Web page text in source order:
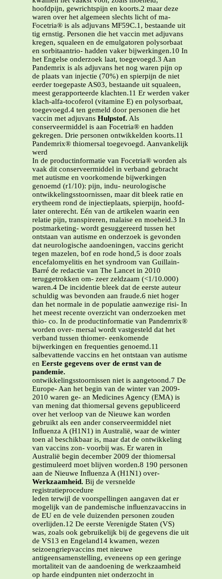
hoofdpijn, gewrichtspijn en koorts.2 maar deze
waren over het algemeen slechts licht of ma-
Focetria® is als adjuvans MF59C.1, bestaande uit
tig ernstig. Personen die het vaccin met adjuvans
kregen, squaleen en de emulgatoren polysorbaat
en sorbitaantrio- hadden vaker bijwerkingen.10 In
het Engelse onderzoek laat, toegevoegd.3 Aan
Pandemrix is als adjuvans het nog waren pijn op
de plaats van injectie (70%) en spierpijn de niet
eerder toegepaste AS03, bestaande uit squaleen,
meest gerapporteerde klachten.11 Er werden vaker
klach-alfa-tocoferol (vitamine E) en polysorbaat,
toegevoegd.4 ten gemeld door personen die het
vaccin met adjuvans Hulpstof. Als
conserveermiddel is aan Focetria® en hadden
gekregen. Drie personen ontwikkelden koorts.11
Pandemrix® thiomersal toegevoegd. Aanvankelijk
werd
In de productinformatie van Focetria® worden als
vaak dit conserveermiddel in verband gebracht
met autisme en voorkomende bijwerkingen
genoemd (r1/10): pijn, indu- neurologische
ontwikkelingsstoornissen, maar dit bleek ratie en
erytheem rond de injectieplaats, spierpijn, hoofd-
later onterecht. Eén van de artikelen waarin een
relatie pijn, transpireren, malaise en moeheid.3 In
postmarketing- wordt gesuggereerd tussen het
ontstaan van autisme en onderzoek is gevonden
dat neurologische aandoeningen, vaccins gericht
tegen mazelen, bof en rode hond,5 is door zoals
encefalomyelitis en het syndroom van Guillain-
Barré de redactie van The Lancet in 2010
teruggetrokken om- zeer zeldzaam (<1/10.000)
waren.4 De incidentie bleek dat de eerste auteur
schuldig was bevonden aan fraude.6 niet hoger
dan het normale in de populatie aanwezige risi- In
het meest recente overzicht van onderzoeken met
thio- co. In de productinformatie van Pandemrix®
worden over- mersal wordt vastgesteld dat het
verband tussen thiomer- eenkomende
bijwerkingen en frequenties genoemd.11
salbevattende vaccins en het ontstaan van autisme
en Eerste gegevens over de ernst van de
pandemie.
ontwikkelingsstoornissen niet is aangetoond.7 De
Europe- Aan het begin van de winter van 2009-
2010 waren ge- an Medicines Agency (EMA) is
van mening dat thiomersal gevens gepubliceerd
over het verloop van de Nieuwe kan worden
gebruikt als een ander conserveermiddel niet
Inﬂuenza A (H1N1) in Australië, waar de winter
toen al beschikbaar is, maar dat de ontwikkeling
van vaccins zon- voorbij was. Er waren in
Australië begin december 2009 der thiomersal
gestimuleerd moet blijven worden.8 190 personen
aan de Nieuwe Inﬂuenza A (H1N1) over-
Werkzaamheid. Bij de versnelde
registratieprocedure
leden terwijl de voorspellingen aangaven dat er
mogelijk van de pandemische inﬂuenzavaccins in
de EU en de vele duizenden personen zouden
overlijden.12 De eerste Verenigde Staten (VS)
was, zoals ook gebruikelijk bij de gegevens die uit
de VS13 en Engeland14 kwamen, wezen
seizoengriepvaccins met nieuwe
antigeensamenstelling, eveneens op een geringe
mortaliteit van de aandoening de werkzaamheid
op harde eindpunten niet onderzocht in